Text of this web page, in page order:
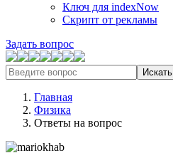
Ключ для indexNow
Скрипт от рекламы
Задать вопрос
Искать
Главная
Физика
Ответы на вопрос